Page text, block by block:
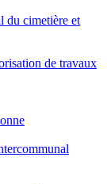
du cimetière et
de travaux